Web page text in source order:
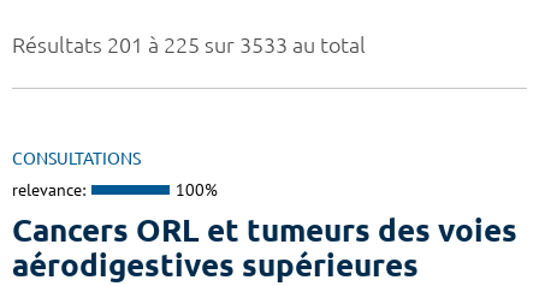
Résultats 201 à 225 sur 3533 au total
CONSULTATIONS
relevance: 100%
Cancers ORL et tumeurs des voies
aérodigestives supérieures